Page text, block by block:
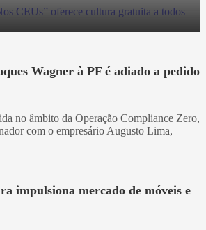
Wagner à PF é adiado a pedido
no âmbito da Operação Compliance Zero,
com o empresário Augusto Lima,
impulsiona mercado de móveis e